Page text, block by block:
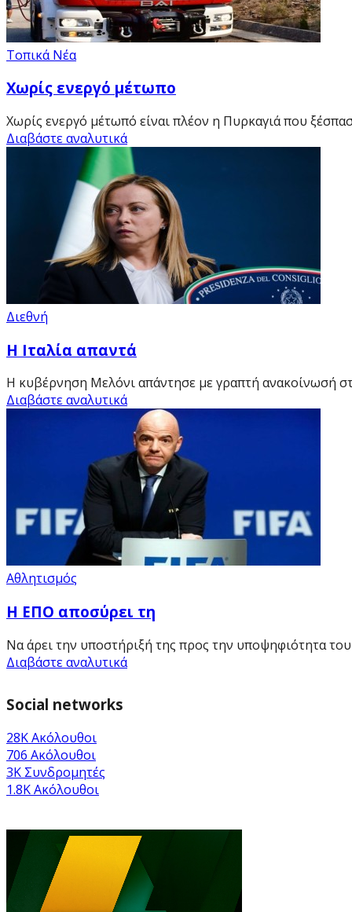
Τοπικά Νέα
Χωρίς ενεργό μέτωπο
Χωρίς ενεργό μέτωπό είναι πλέον η Πυρκαγιά που
Διαβάστε αναλυτικά
Διεθνή
Η Ιταλία απαντά
Η κυβέρνηση Μελόνι απάντησε με γραπτή ανακοίνωσή
Διαβάστε αναλυτικά
Αθλητισμός
Η ΕΠΟ αποσύρει τη
Να άρει την υποστήριξή της προς την υποψηφιότητα του
Διαβάστε αναλυτικά
Social networks
28KΑκόλουθοι
706 Ακόλουθοι
3K Συνδρομητές
1.8KΑκόλουθοι